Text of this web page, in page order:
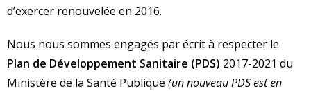
d’exercer renouvelée en 2016.
Nous nous sommes engagés par écrit à respecter le
Plan de Développement Sanitaire (PDS) 2017-2021 du
Ministère de la Santé Publique (un nouveau PDS est en